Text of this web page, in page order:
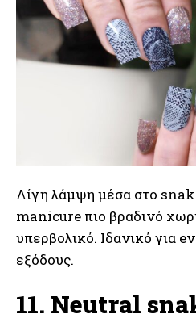
Λίγη λάμψη μέσα στο
manicure πιο βραδινό
υπερβολικό. Ιδανικό για
εξόδους.
11. Neutral